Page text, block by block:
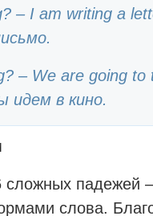
– I am writing a
– We are going to
идем в кино.
сложных падежей
слова.